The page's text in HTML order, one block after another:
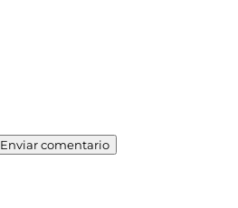
Enviar comentario